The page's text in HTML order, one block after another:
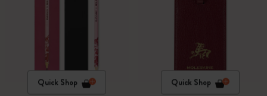
Quick Shop Quick Shop